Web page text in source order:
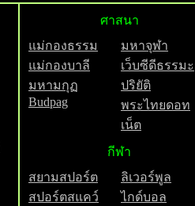
ศาสนา
แม่กองธรรม
แม่กองบาลี
มหามกุฏ
Budpag
มหาจุฬา
เว็บซีดีธรรมะ
ปริยัติ
พระไทยดอท
เน็ต
กีฬา
สยามสปอร์ต
สปอร์ตสแคว์
ลิเวอร์พูล
ไกด์บอล